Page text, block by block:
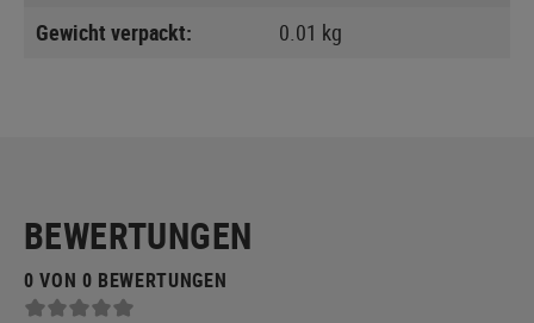
Gewicht verpackt:
0.01 kg
BEWERTUNGEN
0 VON 0 BEWERTUNGEN